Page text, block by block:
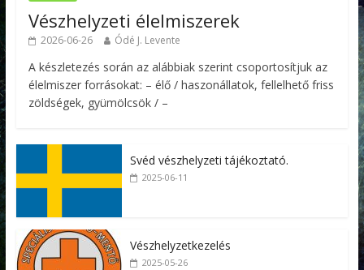
Vészhelyzeti élelmiszerek
2026-06-26 Ódé J. Levente
A készletezés során az alábbiak szerint csoportosítjuk az
élelmiszer forrásokat: – élő / haszonállatok, fellelhető friss
zöldségek, gyümölcsök / –
Svéd vészhelyzeti tájékoztató.
2025-06-11
Vészhelyzetkezelés
2025-05-26